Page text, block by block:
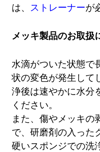
は、
ストレーナーが
メッキ製品のお取扱
水滴がついた状態で
状の変色が発生して
浄後は速やかに水分
ください。
また、傷やメッキの
で、研磨剤の入った
硬いスポンジでの洗